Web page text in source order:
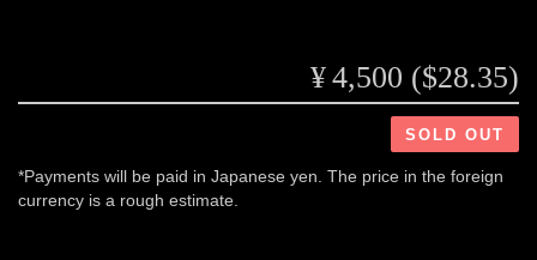
¥4,500 ($28.35)
SOLD OUT
*Payments will be paid in Japanese yen. The price in the foreign
currency is a rough estimate.